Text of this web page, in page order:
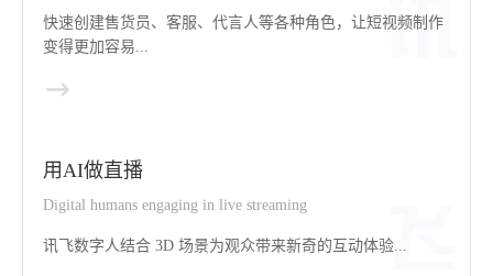
快速创建售货员、客服、代言人等各种角色，让短视频制作
变得更加容易...
用AI做直播
Digital humans engaging in live streaming
讯飞数字人结合 3D 场景为观众带来新奇的互动体验...